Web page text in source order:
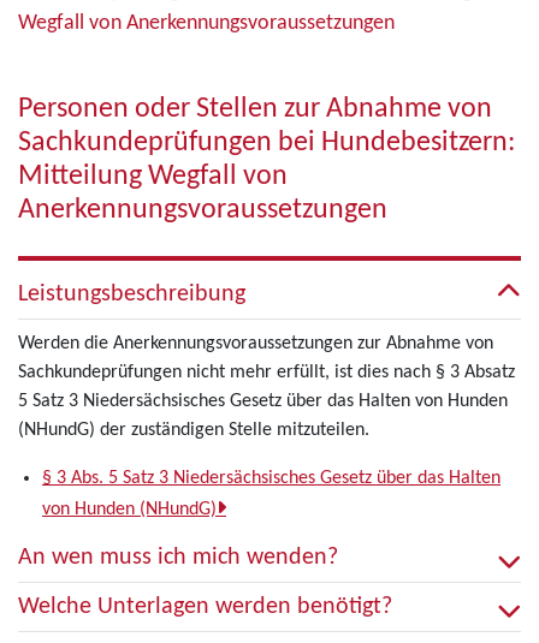
Wegfall von Anerkennungsvoraussetzungen
Personen oder Stellen zur Abnahme von
Sachkundeprüfungen bei Hundebesitzern:
Mitteilung Wegfall von
Anerkennungsvoraussetzungen
Leistungsbeschreibung
Werden die Anerkennungsvoraussetzungen zur Abnahme von
Sachkundeprüfungen nicht mehr erfüllt, ist dies nach § 3 Absatz
5 Satz 3 Niedersächsisches Gesetz über das Halten von Hunden
(NHundG) der zuständigen Stelle mitzuteilen.
§ 3 Abs. 5 Satz 3 Niedersächsisches Gesetz über das Halten
von Hunden (NHundG)
An wen muss ich mich wenden?
Welche Unterlagen werden benötigt?